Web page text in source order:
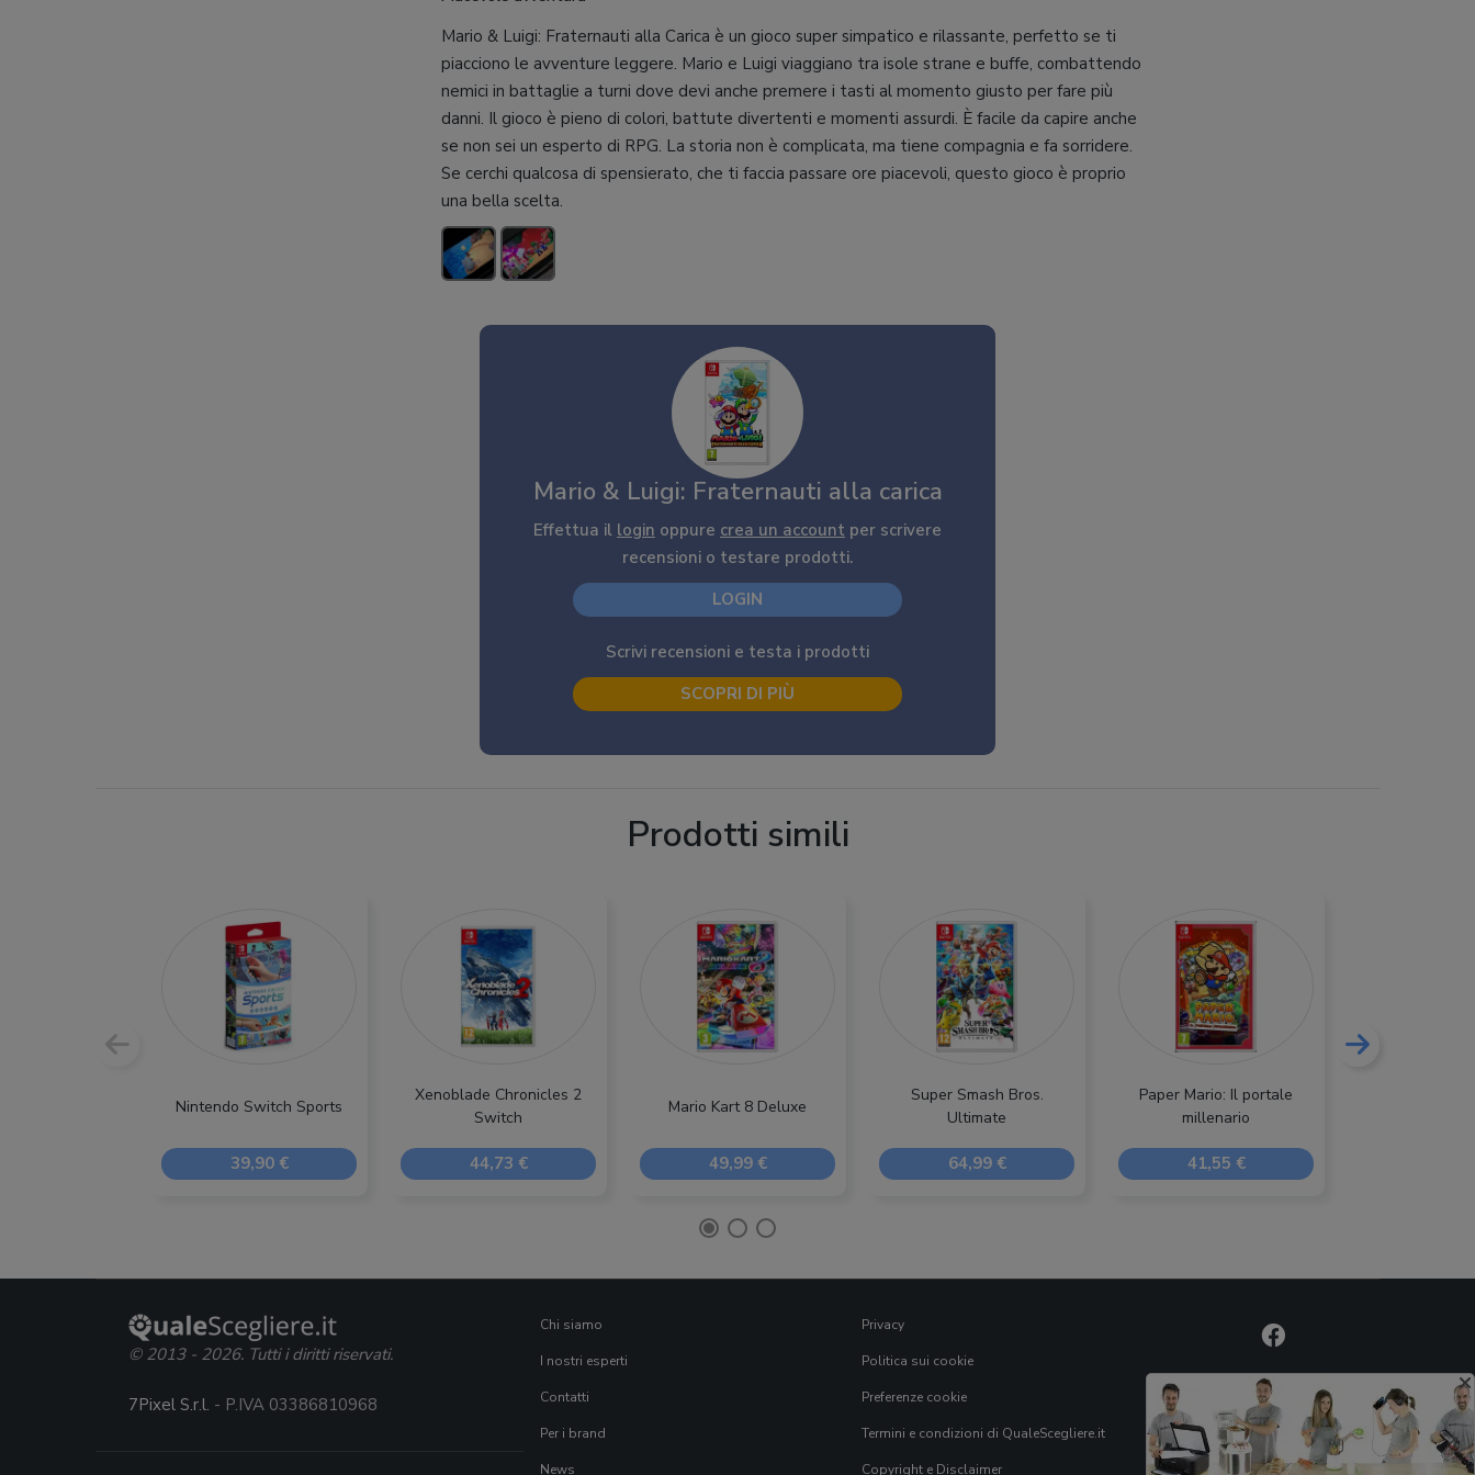
Mario & Luigi: Fraternauti alla Carica è un gioco super simpatico e rilassante, perfetto se ti
piacciono le avventure leggere. Mario e Luigi viaggiano tra isole strane e buffe, combattendo
nemici in battaglie a turni dove devi anche premere i tasti al momento giusto per fare più
danni. Il gioco è pieno di colori, battute divertenti e momenti assurdi. È facile da capire anche
se non sei un esperto di RPG. La storia non è complicata, ma tiene compagnia e fa sorridere.
Se cerchi qualcosa di spensierato, che ti faccia passare ore piacevoli, questo gioco è proprio
una bella scelta.
Mario & Luigi: Fraternauti alla carica
Effettua il login oppure crea un account per scrivere
recensioni o testare prodotti.
LOGIN
Scrivi recensioni e testa i prodotti
SCOPRI DI PIÙ
Prodotti simili
Nintendo Switch Sports
39,90 €
Xenoblade Chronicles 2
Switch
44,73 €
Mario Kart 8 Deluxe
49,99 €
Super Smash Bros.
Ultimate
64,99 €
Paper Mario: Il portale
millenario
41,55 €
© 2013 - 2026. Tutti i diritti riservati.
7Pixel S.r.l. - P.IVA 03386810968
Chi siamo
I nostri esperti
Contatti
Per i brand
News
Privacy
Politica sui cookie
Preferenze cookie
Termini e condizioni di QualeScegliere.it
Copyright e Disclaimer